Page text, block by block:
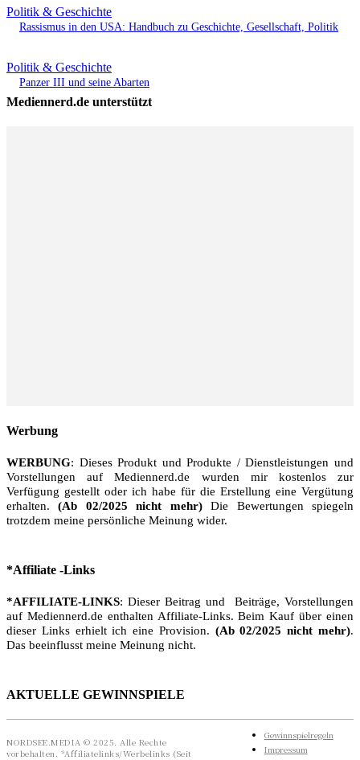
Politik & Geschichte
Rassismus in den USA: Handbuch zu Geschichte, Gesellschaft, Politik
Politik & Geschichte
Panzer III und seine Abarten
Mediennerd.de unterstützt
Werbung
WERBUNG: Dieses Produkt und Produkte / Dienstleistungen und
Vorstellungen auf Mediennerd.de wurden mir kostenlos zur
Verfügung gestellt oder ich habe für die Erstellung eine Vergütung
erhalten.(Ab 02/2025 nicht mehr)Die Bewertungen spiegeln
trotzdem meine persönliche Meinung wider.
*Affiliate -Links
*AFFILIATE-LINKS: Dieser Beitrag und Beiträge, Vorstellungen
auf Mediennerd.de enthalten Affiliate-Links. Beim Kauf über einen
dieser Links erhielt ich eine Provision. (Ab 02/2025 nicht mehr).
Das beeinflusst meine Meinung nicht.
AKTUELLE GEWINNSPIELE
NORDSEE.MEDIA © 2025. Alle Rechte
vorbehalten. *Affiliatelinks/Werbelinks (Seit
Gewinnspielregeln
Impressum